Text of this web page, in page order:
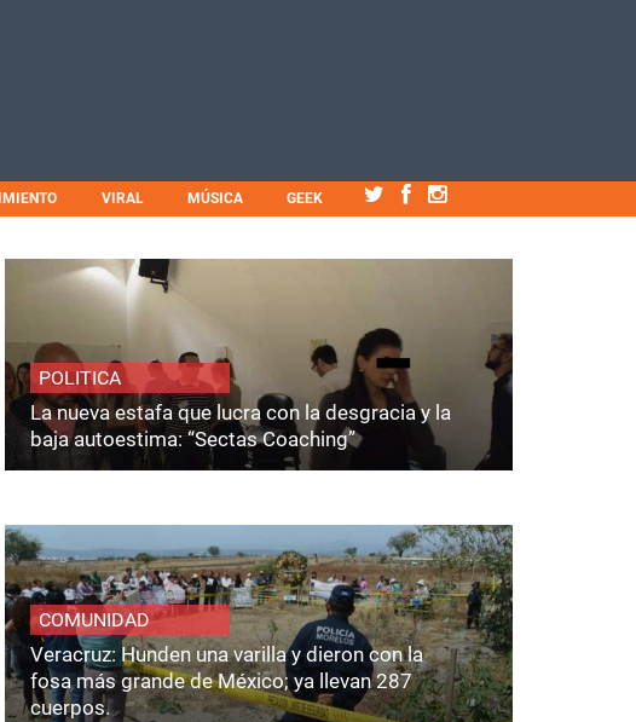
VIRAL MÚSICA GEEK
POLITICA
La nueva estafa que lucra con la desgracia y la
baja autoestima: “Sectas Coaching”
COMUNIDAD
Veracruz: Hunden una varilla y dieron con la
fosa más grande de México; ya llevan 287
cuerpos.